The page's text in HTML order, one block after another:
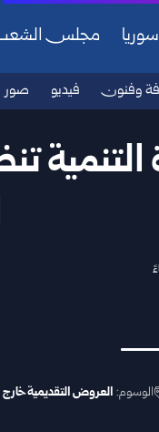
مجلس
وفنون فيديو صور
التنمية
الوسوم:العروض التقديمية